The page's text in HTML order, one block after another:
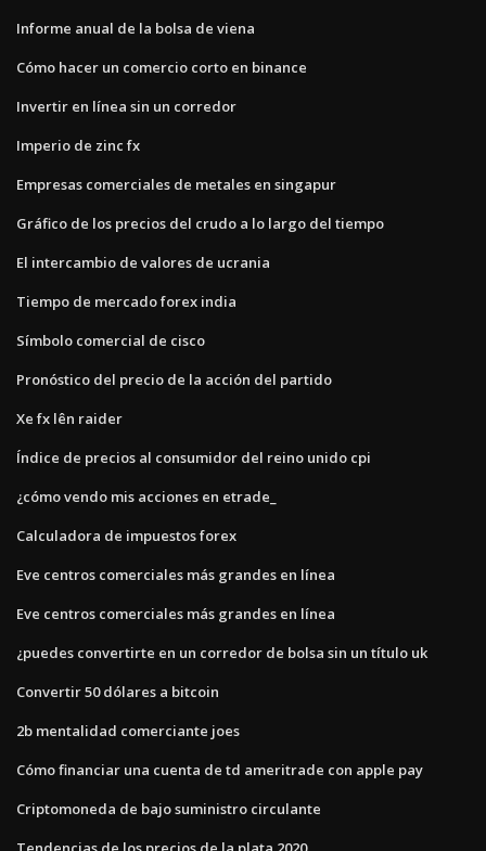
Informe anual de la bolsa de viena
Cómo hacer un comercio corto en binance
Invertir en línea sin un corredor
Imperio de zinc fx
Empresas comerciales de metales en singapur
Gráfico de los precios del crudo a lo largo del tiempo
El intercambio de valores de ucrania
Tiempo de mercado forex india
Símbolo comercial de cisco
Pronóstico del precio de la acción del partido
Xe fx lên raider
Índice de precios al consumidor del reino unido cpi
¿cómo vendo mis acciones en etrade_
Calculadora de impuestos forex
Eve centros comerciales más grandes en línea
Eve centros comerciales más grandes en línea
¿puedes convertirte en un corredor de bolsa sin un título uk
Convertir 50 dólares a bitcoin
2b mentalidad comerciante joes
Cómo financiar una cuenta de td ameritrade con apple pay
Criptomoneda de bajo suministro circulante